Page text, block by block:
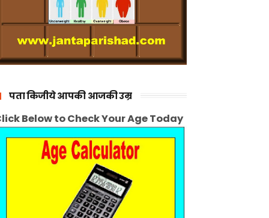
पता किजीये आपकी आजकी उम्र
Below to Check Your Age Today